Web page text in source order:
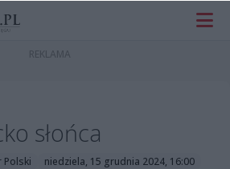
słońca
Polski niedziela, 15 grudnia 2024, 16:00